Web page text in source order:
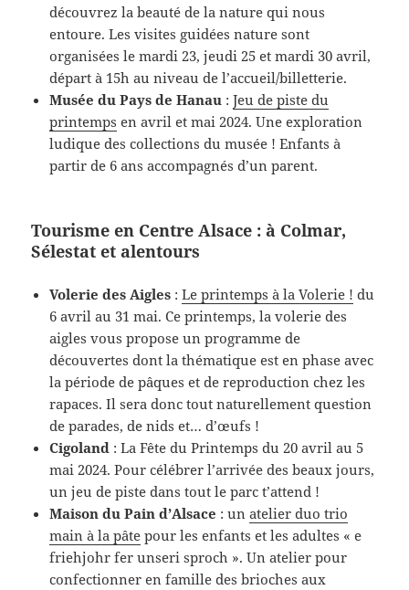
découvrez la beauté de la nature qui nous
entoure. Les visites guidées nature sont
organisées le mardi 23, jeudi 25 et mardi 30 avril,
départ à 15h au niveau de l’accueil/billetterie.
Musée du Pays de Hanau :Jeu de piste du
printemps en avril et mai 2024. Une exploration
ludique des collections du musée ! Enfants à
partir de 6 ans accompagnés d’un parent.
Tourisme en Centre Alsace : à Colmar,
Sélestat et alentours
Volerie des Aigles :Le printemps à la Volerie ! du
6 avril au 31 mai. Ce printemps, la volerie des
aigles vous propose un programme de
découvertes dont la thématique est en phase avec
la période de pâques et de reproduction chez les
rapaces. Il sera donc tout naturellement question
de parades, de nids et… d’œufs !
Cigoland : La Fête du Printemps du 20 avril au 5
mai 2024. Pour célébrer l’arrivée des beaux jours,
un jeu de piste dans tout le parc t’attend !
Maison du Pain d’Alsace : unatelier duo trio
main à la pâte pour les enfants et les adultes « e
friehjohr fer unseri sproch ». Un atelier pour
confectionner en famille des brioches aux